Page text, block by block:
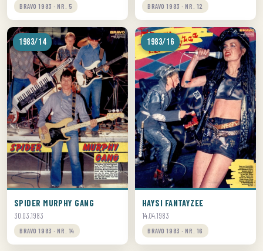
BRAVO 1983 · NR. 5 BRAVO 1983 · NR. 12
1983/14
SPIDER MURPHY GANG
30.03.1983
BRAVO 1983 · NR. 14
1983/16
HAYSI FANTAYZEE
14.04.1983
BRAVO 1983 · NR. 16